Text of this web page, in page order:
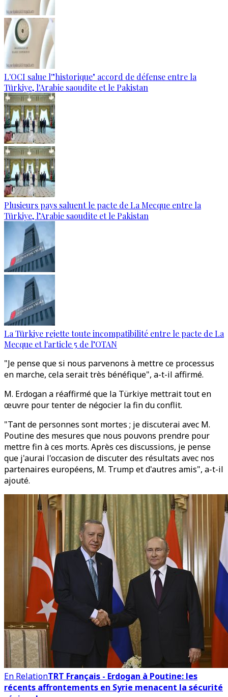
L'OCI salue l'"historique" accord de défense entre la
Türkiye, l'Arabie saoudite et le Pakistan
Plusieurs pays saluent le pacte de La Mecque entre la
Türkiye, l’Arabie saoudite et le Pakistan
La Türkiye rejette toute incompatibilité entre le pacte de La
Mecque et l'article 5 de l’OTAN
"Je pense que si nous parvenons à mettre ce processus
en marche, cela serait très bénéfique", a-t-il affirmé.
M. Erdogan a réaffirmé que la Türkiye mettrait tout en
œuvre pour tenter de négocier la fin du conflit.
"Tant de personnes sont mortes ; je discuterai avec M.
Poutine des mesures que nous pouvons prendre pour
mettre fin à ces morts. Après ces discussions, je pense
que j'aurai l'occasion de discuter des résultats avec nos
partenaires européens, M. Trump et d'autres amis", a-t-il
ajouté.
En RelationTRT Français - Erdogan à Poutine: les
récents affrontements en Syrie menacent la sécurité